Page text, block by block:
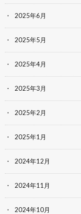
2025年6月
2025年5月
2025年4月
2025年3月
2025年2月
2025年1月
2024年12月
2024年11月
2024年10月